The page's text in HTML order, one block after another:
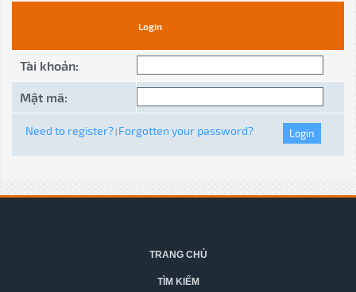
Login
Tài khoản:
Mật mã:
Need to register? Forgotten your password?
TRANG CHỦ
TÌM KIẾM